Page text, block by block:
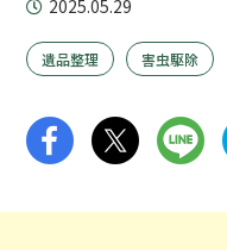
2025.05.29
遺品整理 害虫駆除